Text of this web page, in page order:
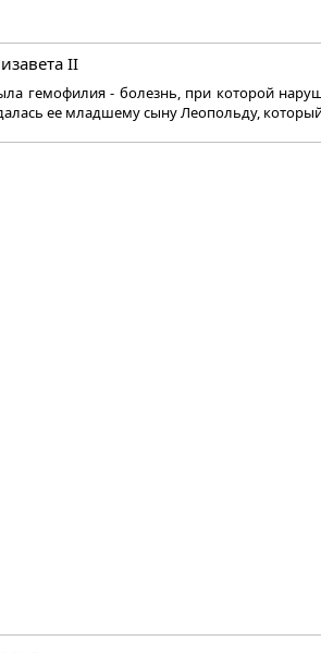
II
гемофилия - болезнь, при которой
ее младшему сыну Леопольду,